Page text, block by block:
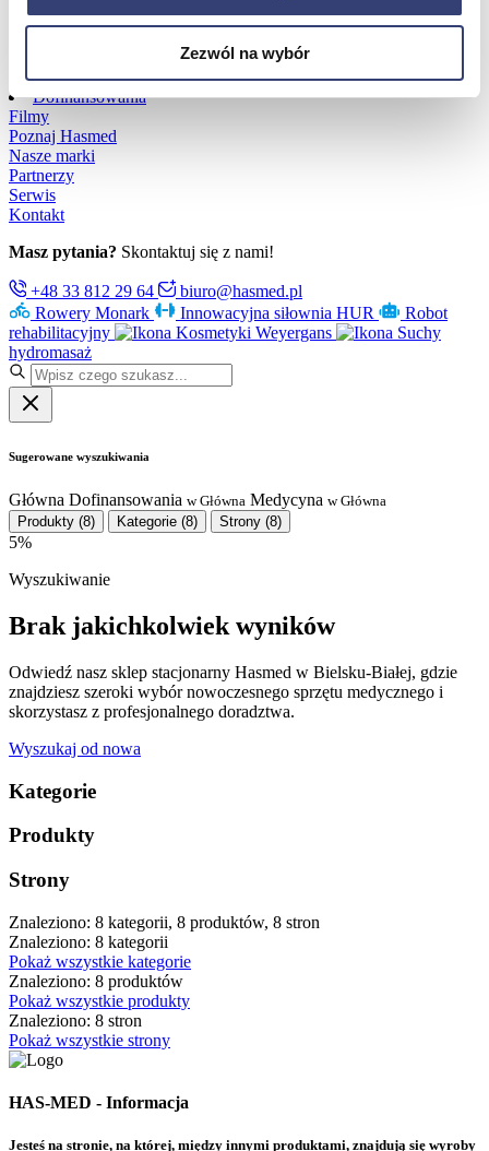
Zezwól na wybór
Robot rehabilitacyjny ROBERT®
Dla stomatologów
Dofinansowania
Filmy
Poznaj Hasmed
Nasze marki
Partnerzy
Serwis
Kontakt
Masz pytania? Skontaktuj się z nami!
+48 33 812 29 64
biuro@hasmed.pl
Rowery Monark
Innowacyjna siłownia HUR
Robot
rehabilitacyjny
Kosmetyki Weyergans
Suchy
hydromasaż
Sugerowane wyszukiwania
Główna Dofinansowania w Główna Medycyna w Główna
Produkty (8) Kategorie (8) Strony (8)
5%
Wyszukiwanie
Brak jakichkolwiek wyników
Odwiedź nasz sklep stacjonarny Hasmed w Bielsku-Białej, gdzie
znajdziesz szeroki wybór nowoczesnego sprzętu medycznego i
skorzystasz z profesjonalnego doradztwa.
Wyszukaj od nowa
Kategorie
Produkty
Strony
Znaleziono: 8 kategorii, 8 produktów, 8 stron
Znaleziono: 8 kategorii
Pokaż wszystkie kategorie
Znaleziono: 8 produktów
Pokaż wszystkie produkty
Znaleziono: 8 stron
Pokaż wszystkie strony
HAS-MED - Informacja
Jesteś na stronie, na której, między innymi produktami, znajdują się wyroby